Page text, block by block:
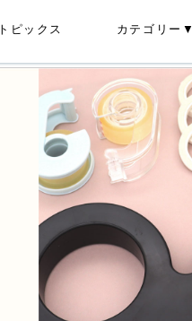
トピックス カテゴリー▼